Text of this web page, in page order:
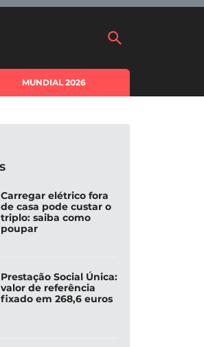
MUNDIAL 2026
Carregar elétrico fora
de casa pode custar o
triplo: saiba como
poupar
Prestação Social Única:
valor de referência
fixado em 268,6 euros